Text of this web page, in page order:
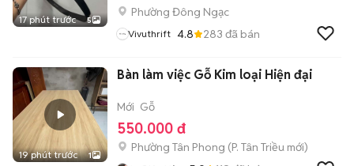
17 phút trước 5
Phường Đông Ngạc
Vivuthrift 4.8 283 đã bán
19 phút trước 1
Bàn làm việc Gỗ Kim loại Hiện đại
Mới Gỗ
550.000 đ
Phường Tân Phong (P. Tân Triều mới)